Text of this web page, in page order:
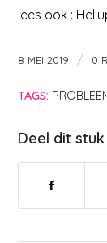
lees ook :
8 MEI 2019 / 0
TAGS:
Deel dit stuk